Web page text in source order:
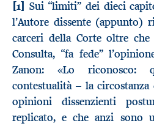
[1] Sui “limiti” dei dieci
l’Autore dissente (appunto)
carceri della Corte oltre
Consulta, “fa fede”
Zanon: «Lo riconosco:
contestualità – la
opinioni dissenzienti
replicato, e che anzi sono